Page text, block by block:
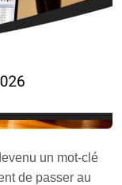
un mot‑clé
de passer au